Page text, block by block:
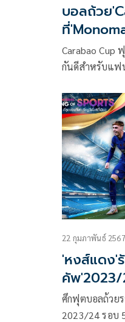
บอลถ้วย
ที่
ของคนไทย
Carabao Cup
กันดีสำหรับแฟ
Football
มาอย่างต่อเนื่
ปัจจุบัน พร้อม
จนถึงฤดูกาล
สนใจคือ คารา
ว่าเป็นเจ้าขอ
เดียวในโลก ที่
ยาวนานที่สุดใ
ของแบรนด์ไท
อย่างมั่นคงแล
ในการใช้เวทีร
ไทยให้เป็นที่รู้
โลก แบรนด์ระ
Class Brand)
22 กุมภาพันธ์ 2567
'หงส์แดง'
คัพ'2023/
ส์-นาว ถ่า
ศึกฟุตบอลถ้วย
2023/24 รอบ